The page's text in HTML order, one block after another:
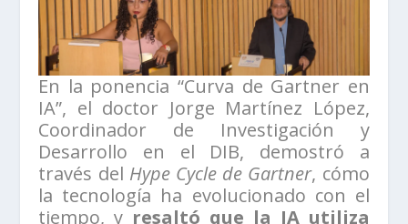
En la ponencia “Curva de Gartner en
IA”, el doctor Jorge Martínez López,
Coordinador de Investigación y
Desarrollo en el DIB, demostró a
través del Hype Cycle de Gartner, cómo
la tecnología ha evolucionado con el
tiempo, y resaltó que la IA utiliza